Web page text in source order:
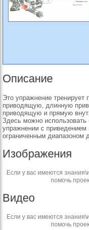
Описание
Это упражнение
приводящую, длинную
приводящую и прямую
Здесь можно
упражнении с приведением
ограниченным диапазоном
Изображения
Если у вас имеются
помочь
Видео
Если у вас имеются
помочь